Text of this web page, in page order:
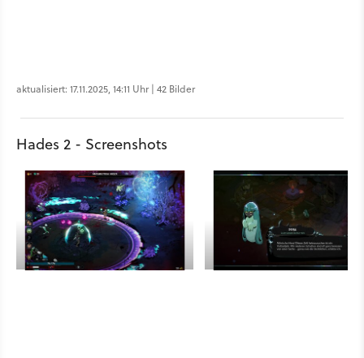
aktualisiert: 17.11.2025, 14:11 Uhr | 42 Bilder
Hades 2 - Screenshots